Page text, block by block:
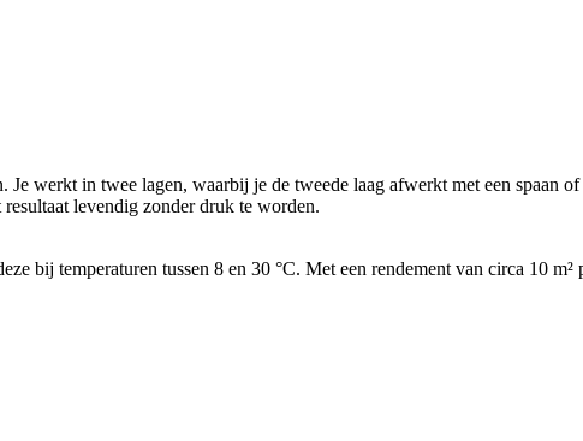
Je werkt in twee lagen, waarbij je de tweede laag afwerkt met een spaan
levendig zonder druk te worden.
bij temperaturen tussen 8 en 30 °C. Met een rendement van circa 10